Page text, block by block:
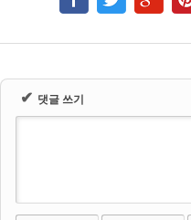
✔ 댓글 쓰기